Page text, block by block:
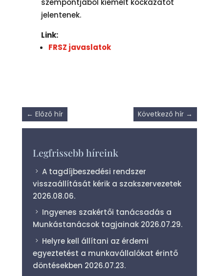
szempontjából kiemelt kockázatot
jelentenek.
Link:
FRSZ javaslatok
← Előző hír Következő hír →
Legfrissebb híreink
A tagdíjbeszedési rendszer
visszaállítását kérik a szakszervezetek
2026.08.06.
Ingyenes szakértői tanácsadás a
Munkástanácsok tagjainak 2026.07.29.
Helyre kell állítani az érdemi
egyeztetést a munkavállalókat érintő
döntésekben 2026.07.23.